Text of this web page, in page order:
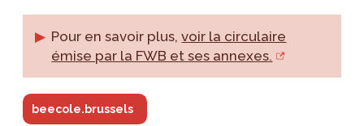
Pour en savoir plus,voir la circulaire
émise par la FWB et ses annexes.
beecole.brussels